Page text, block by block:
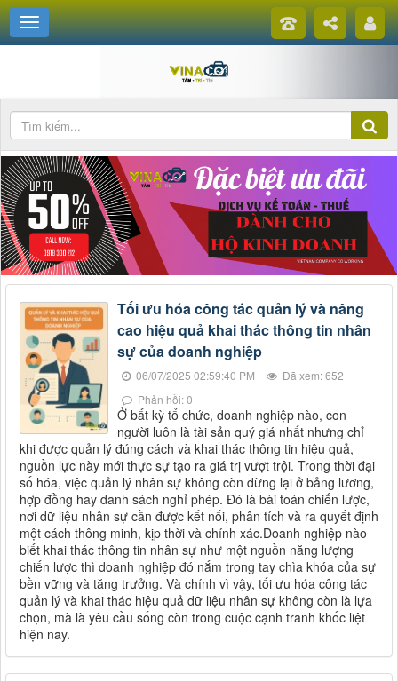
Tối ưu hóa công tác quản lý và nâng
cao hiệu quả khai thác thông tin nhân
sự của doanh nghiệp
06/07/2025 02:59:40 PM
Đã xem: 652
Phản hồi: 0
Ở bất kỳ tổ chức, doanh nghiệp nào, con
người luôn là tài sản quý giá nhất nhưng chỉ
khi được quản lý đúng cách và khai thác thông tin hiệu quả,
nguồn lực này mới thực sự tạo ra giá trị vượt trội. Trong thời đại
số hóa, việc quản lý nhân sự không còn dừng lại ở bảng lương,
hợp đồng hay danh sách nghỉ phép. Đó là bài toán chiến lược,
nơi dữ liệu nhân sự cần được kết nối, phân tích và ra quyết định
một cách thông minh, kịp thời và chính xác.Doanh nghiệp nào
biết khai thác thông tin nhân sự như một nguồn năng lượng
chiến lược thì doanh nghiệp đó nắm trong tay chìa khóa của sự
bền vững và tăng trưởng. Và chính vì vậy, tối ưu hóa công tác
quản lý và khai thác hiệu quả dữ liệu nhân sự không còn là lựa
chọn, mà là yêu cầu sống còn trong cuộc cạnh tranh khốc liệt
hiện nay.